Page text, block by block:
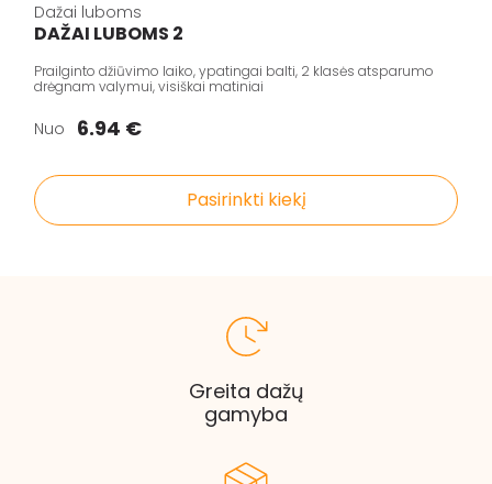
Dažai luboms
DAŽAI LUBOMS 2
Prailginto džiūvimo laiko, ypatingai balti, 2 klasės atsparumo
drėgnam valymui, visiškai matiniai
Nuo 6.94 €
Pasirinkti kiekį
Greita dažų
gamyba